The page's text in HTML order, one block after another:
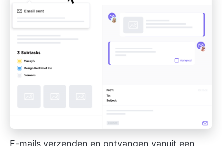
E-mails verzenden en ontvangen vanuit een